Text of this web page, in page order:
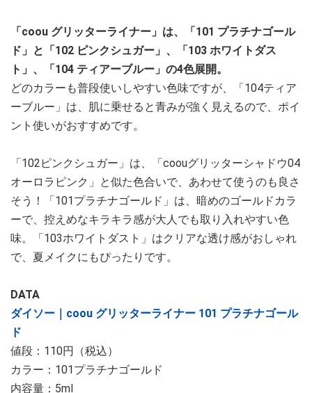
「coou グリッターライナー」は、「101 プラチナゴール
ド」と「102 ピンクシュガー」、「103 ホワイトダス
ト」、「104 ティアーブルー」の4色展開。
どのカラーも普段使いしやすい色味ですが、「104ティア
ーブルー」は、肌に乗せると青みが強く見えるので、ポイ
ント使いがおすすめです。
「102ピンクシュガー」は、「coouグリッターシャドウ04
オーロラピンク」と似た色合いで、あわせて使うのも良さ
そう！「101プラチナゴールド」は、暗めのゴールドカラ
ーで、控えめなキラキラ感が大人でも取り入れやすい色
味。「103ホワイトダスト」はクリアな透け感がおしゃれ
で、夏メイクにもぴったりです。
DATA
ダイソー｜coou グリッターライナー 101 プラチナゴール
ド
値段：110円（税込）
カラー：101プラチナゴールド
内容量：5ml